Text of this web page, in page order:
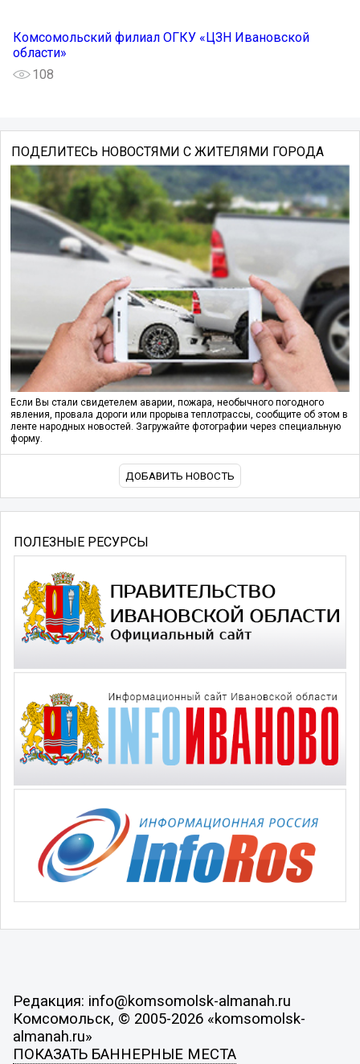
Комсомольский филиал ОГКУ «ЦЗН Ивановской
области»
108
ПОДЕЛИТЕСЬ НОВОСТЯМИ С ЖИТЕЛЯМИ ГОРОДА
Если Вы стали свидетелем аварии, пожара, необычного погодного
явления, провала дороги или прорыва теплотрассы, сообщите об этом в
ленте народных новостей. Загружайте фотографии через специальную
форму.
ДОБАВИТЬ НОВОСТЬ
ПОЛЕЗНЫЕ РЕСУРСЫ
Редакция: info@komsomolsk-almanah.ru
Комсомольск, © 2005-2026 «komsomolsk-
almanah.ru»
ПОКАЗАТЬ БАННЕРНЫЕ МЕСТА